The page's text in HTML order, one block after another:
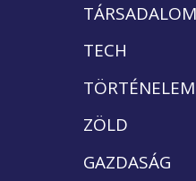
TÁRSADALOM
TECH
TÖRTÉNELEM
ZÖLD
GAZDASÁG